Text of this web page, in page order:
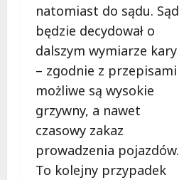
natomiast do sądu. Sąd
będzie decydował o
dalszym wymiarze kary
– zgodnie z przepisami
możliwe są wysokie
grzywny, a nawet
czasowy zakaz
prowadzenia pojazdów.
To kolejny przypadek